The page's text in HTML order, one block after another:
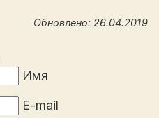
Обновлено: 26.04.2019
Имя
E-mail